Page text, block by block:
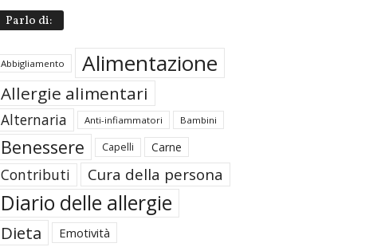
Parlo di:
Abbigliamento Alimentazione
Allergie alimentari
Alternaria Anti-infiammatori Bambini
Benessere Capelli Carne
Contributi Cura della persona
Diario delle allergie
Dieta Emotività